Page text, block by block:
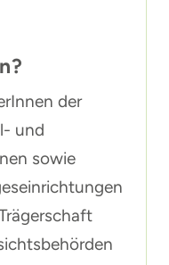
der
und
sowie